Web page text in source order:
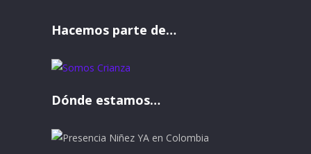
Hacemos parte de…
Dónde estamos…